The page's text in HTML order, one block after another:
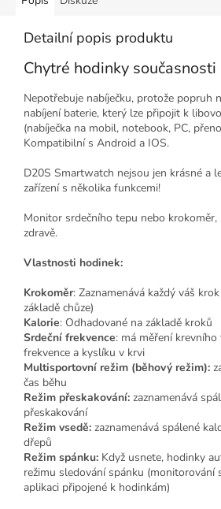
Detailní popis produktu
Chytré hodinky současnosti
Nepotřebuje nabíječku, protože popruh
nabíjení baterie, který lze připojit k
(nabíječka na mobil, notebook, PC,
Kompatibilní s Android a IOS.
D20S Smartwatch nejsou jen krásné a
zařízení s několika funkcemi!
Monitor srdečního tepu nebo
zdravě.
Vlastnosti hodinek:
Krokoměr: Zaznamenává každý váš
základě chůze)
Kalorie: Odhadované na základě kroků
Srdeční frekvence: má měření
frekvence a kyslíku v krvi
Multisportovní režim (běhový režim):
čas běhu
Režim přeskakování: zaznamenává
přeskakování
Režim vsedě: zaznamenává spálené
dřepů
Režim spánku: Když usnete, hodinky
režimu sledování spánku (monitorování
aplikaci připojené k hodinkám)